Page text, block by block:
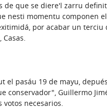
de que se diere'l zarru
nesti momentu componen
por acabar un terciu
el pasáu 19 de mayu,
conservador", Guillermo
necesarios.